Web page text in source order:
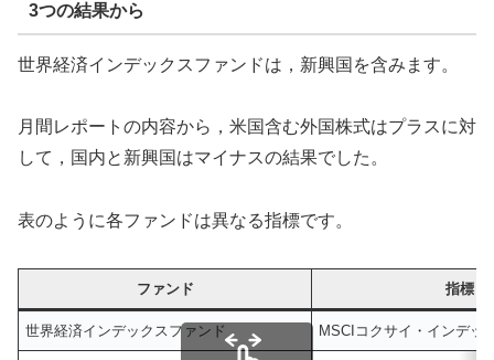
3つの結果から
世界経済インデックスファンドは，新興国を含みます。
月間レポートの内容から，米国含む外国株式はプラスに対
して，国内と新興国はマイナスの結果でした。
表のように各ファンドは異なる指標です。
ファンド 指標
世界経済インデックスファンド MSCIコクサイ・インデッ